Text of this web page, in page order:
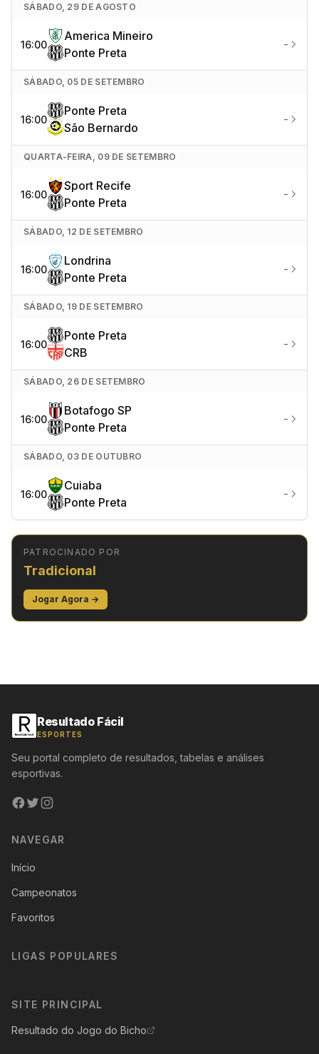
SÁBADO, 29 DE AGOSTO
16:00
America Mineiro
Ponte Preta
-
SÁBADO, 05 DE SETEMBRO
16:00
Ponte Preta
São Bernardo
-
QUARTA-FEIRA, 09 DE SETEMBRO
16:00
Sport Recife
Ponte Preta
-
SÁBADO, 12 DE SETEMBRO
16:00
Londrina
Ponte Preta
-
SÁBADO, 19 DE SETEMBRO
16:00
Ponte Preta
CRB
-
SÁBADO, 26 DE SETEMBRO
16:00
Botafogo SP
Ponte Preta
-
SÁBADO, 03 DE OUTUBRO
16:00
Cuiaba
Ponte Preta
-
PATROCINADO POR
Tradicional
Jogar Agora →
Resultado Fácil
ESPORTES
Seu portal completo de resultados, tabelas e análises
esportivas.
NAVEGAR
Início
Campeonatos
Favoritos
LIGAS POPULARES
SITE PRINCIPAL
Resultado do Jogo do Bicho